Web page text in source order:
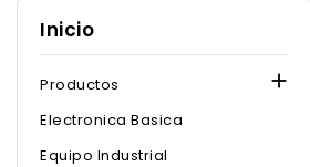
Inicio
Productos 
Electronica Basica
Equipo Industrial